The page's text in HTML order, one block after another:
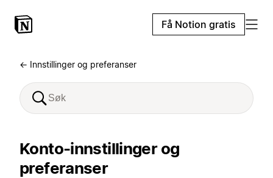
Få Notion gratis
← Innstillinger og preferanser
Konto-innstillinger og
preferanser